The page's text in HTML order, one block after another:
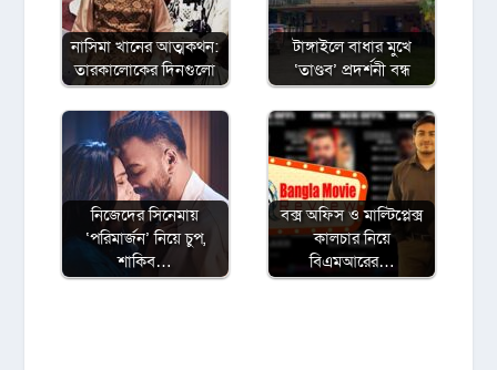
নাসিমা খানের আত্মকথন:
তারকালোকের দিনগুলো
টাঙ্গাইলে বাধার মুখে
‘তাণ্ডব’ প্রদর্শনী বন্ধ
নিজেদের সিনেমায়
‘পরিমার্জন’ নিয়ে চুপ,
শাকিব…
বক্স অফিস ও মাল্টিপ্লেক্স
কালচার নিয়ে
বিএমআরের…